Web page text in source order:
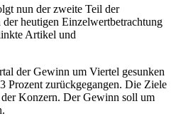
nun der zweite Teil der
heutigen Einzelwertbetrachtung
Artikel und
der Gewinn um Viertel gesunken
Prozent zurückgegangen. Die Ziele
Konzern. Der Gewinn soll um